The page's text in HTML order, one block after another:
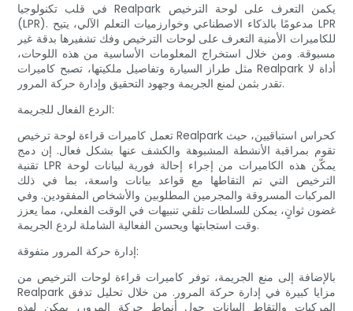
في قلب تكنولوجيا Realpark يكمن التعرف على لوحة الترخيص
(LPR). مدعومًا بالذكاء الاصطناعي وخوارزميات التعلم الآلي، يتيح LPR
للكاميرات الأمنية التعرف على لوحات الترخيص وفك تشفيرها بدقة غير
مسبوقة. ومن خلال استخراج المعلومات الأساسية من هذه اللوحات،
مثل طراز السيارة وتفاصيل ملكيتها، تصبح كاميرات Realpark أداة لا
تقدر بثمن لمنع الجريمة وجهود التحقيق وإدارة حركة المرور.
الردع الفعال للجريمة:
تعمل كاميرات قراءة لوحة ترخيص Realpark كحراس استباقيين، حيث
تقوم بمراقبة الأنشطة المشبوهة والكشف عنها بشكل فعال. إن دمج
تقنية LPR يمكّن هذه الكاميرات من إجراء إحالة فورية لبيانات لوحة
الترخيص التي تم التقاطها مع قواعد بيانات واسعة، بما في ذلك
المركبات المسروقة والمجرمين المطلوبين والأشخاص المفقودين. وفي
غضون ثوانٍ، يمكن للسلطات تلقي تنبيهات في الوقت الفعلي، مما يعزز
وقت استجابتها ويحسن الفعالية الشاملة لردع الجريمة.
إدارة حركة المرور متفوقة:
بالإضافة إلى منع الجريمة، توفر كاميرات قراءة لوحات الترخيص من
Realpark مزايا كبيرة في إدارة حركة المرور. من خلال تحليل تدفق
المركبات والتقاط البيانات حول أنماط حركة المرور، يمكن لهذه